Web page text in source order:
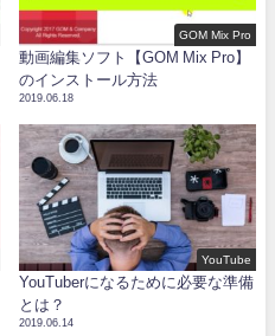
GOM Mix Pro
動画編集ソフト【GOM Mix Pro】
のインストール方法
2019.06.18
YouTube
YouTuberになるために必要な準備
とは？
2019.06.14